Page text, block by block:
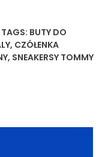
TAGS: BUTY DO
, CZÓŁENKA
, SNEAKERSY TOMMY